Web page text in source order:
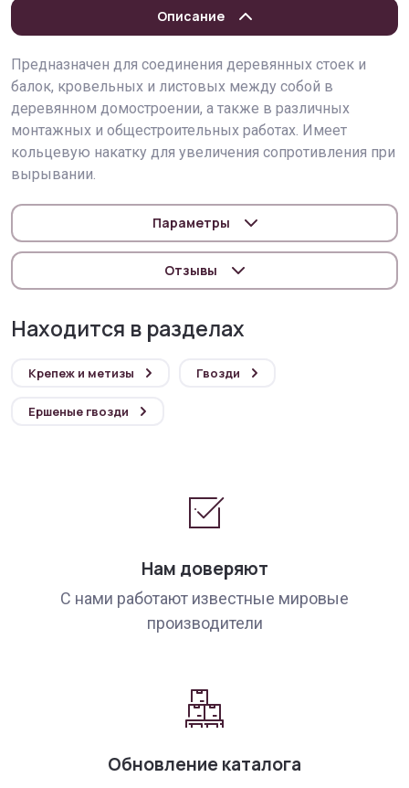
Описание
Предназначен для соединения деревянных стоек и
балок, кровельных и листовых между собой в
деревянном домостроении, а также в различных
монтажных и общестроительных работах. Имеет
кольцевую накатку для увеличения сопротивления при
вырывании.
Параметры
Отзывы
Находится в разделах
Крепеж и метизы Гвозди
Ершеные гвозди
Нам доверяют
С нами работают известные мировые
производители
Обновление каталога